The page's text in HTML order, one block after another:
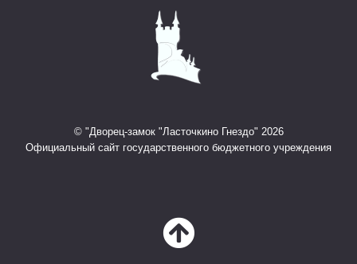
© "Дворец-замок "Ласточкино Гнездо" 2026
Официальный сайт государственного бюджетного учреждения